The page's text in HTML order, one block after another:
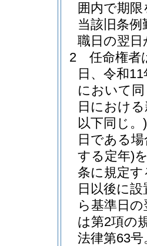
囲内で期
当該旧条
職日の翌
2
任命権者
日、令和
において
日におけ
以下同じ。)
日である
する定年)
条に規定
日以後に
ら基準日
は第2項の
法律第63